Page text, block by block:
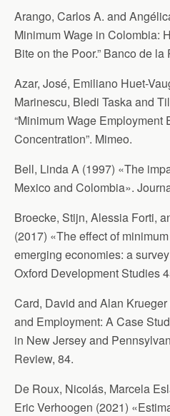
Arango, Carlos A. and
Minimum Wage in Colombia:
Bite on the Poor.” Banco de la
Azar, José, Emiliano Huet-
Marinescu, Bledi Taska and
“Minimum Wage Employment
Concentration”. Mimeo.
Bell, Linda A (1997) «The
Mexico and Colombia».
Broecke, Stijn, Alessia Forti,
(2017) «The effect of
emerging economies: a
Oxford Development Studies
Card, David and Alan
and Employment: A Case
in New Jersey and
Review, 84.
De Roux, Nicolás, Marcela
Eric Verhoogen (2021)